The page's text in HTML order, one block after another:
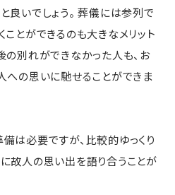
良いでしょう。 葬儀には参列で
とができるのも大きなメリット
の別れができなかった人も、お
への思いに馳せることができま
は必要ですが、比較的ゆっくり
故人の思い出を語り合うことが